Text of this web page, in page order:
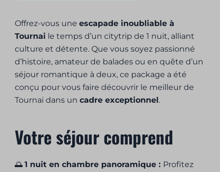
Offrez-vous uneescapade inoubliable à
Tournai le temps d’un citytrip de 1 nuit, alliant
culture et détente. Que vous soyez passionné
d’histoire, amateur de balades ou en quête d’un
séjour romantique à deux, ce package a été
conçu pour vous faire découvrir le meilleur de
Tournai dans uncadre exceptionnel .
Votre séjour comprend
🌅1 nuit en chambre panoramique : Profitez